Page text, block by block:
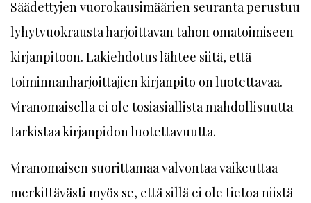
Säädettyjen vuorokausimäärien seuranta perustuu
lyhytvuokrausta harjoittavan tahon omatoimiseen
kirjanpitoon. Lakiehdotus lähtee siitä, että
toiminnanharjoittajien kirjanpito on luotettavaa.
Viranomaisella ei ole tosiasiallista mahdollisuutta
tarkistaa kirjanpidon luotettavuutta.
Viranomaisen suorittamaa valvontaa vaikeuttaa
merkittävästi myös se, että sillä ei ole tietoa niistä